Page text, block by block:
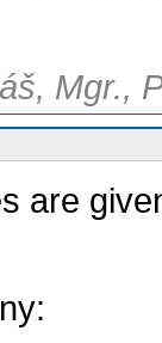
Mgr.,
are